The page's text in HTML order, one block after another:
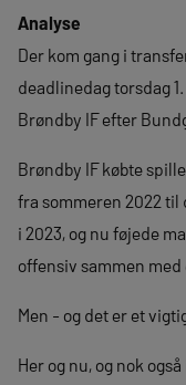
Analyse
Der kom gang i
deadlinedag torsdag
Brøndby IF efter
Brøndby IF købte
fra sommeren 2022
i 2023, og nu føjede
offensiv sammen
Men - og det er et
Her og nu, og nok